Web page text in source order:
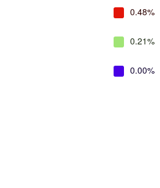
0.48%
0.21%
0.00%